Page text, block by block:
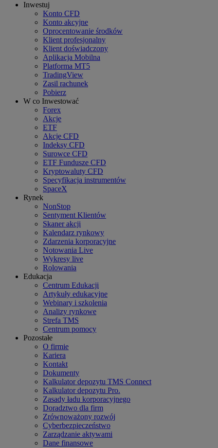
Inwestuj
Konto CFD
Konto akcyjne
Oprocentowanie środków
Klient profesjonalny
Klient doświadczony
Aplikacja Mobilna
Platforma MT5
TradingView
Zasil rachunek
Pobierz
W co Inwestować
Forex
Akcje
ETF
Akcje CFD
Indeksy CFD
Surowce CFD
ETF Fundusze CFD
Kryptowaluty CFD
Specyfikacja instrumentów
SpaceX
Rynek
NonStop
Sentyment Klientów
Skaner akcji
Kalendarz rynkowy
Zdarzenia korporacyjne
Notowania Live
Wykresy live
Rolowania
Edukacja
Centrum Edukacji
Artykuły edukacyjne
Webinary i szkolenia
Analizy rynkowe
Strefa TMS
Centrum pomocy
Pozostałe
O firmie
Kariera
Kontakt
Dokumenty
Kalkulator depozytu TMS Connect
Kalkulator depozytu Pro.
Zasady ładu korporacyjnego
Doradztwo dla firm
Zrównoważony rozwój
Cyberbezpieczeństwo
Zarządzanie aktywami
Dane finansowe